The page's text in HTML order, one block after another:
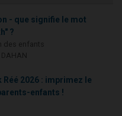
- que signifie le mot
?
Réé 2026 : imprimez le
enfants !